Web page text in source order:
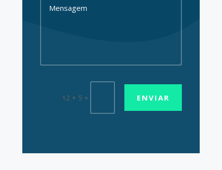
12 + 5 = ENVIAR